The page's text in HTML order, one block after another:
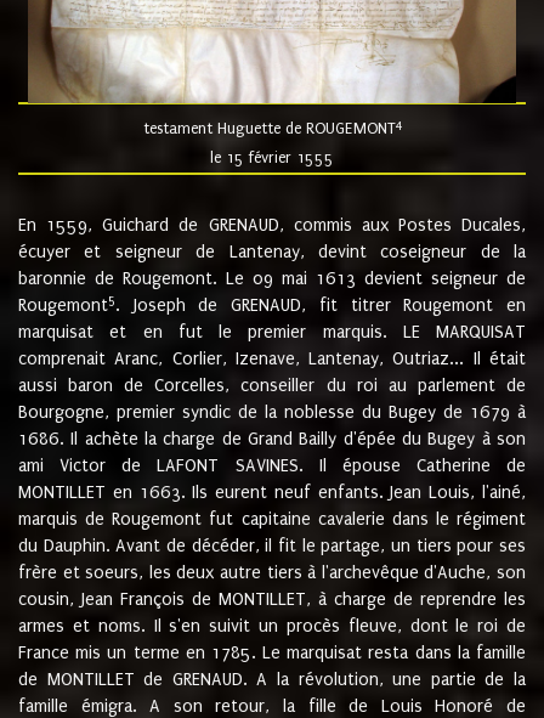
testament Huguette de ROUGEMONT4
le 15 février 1555
En 1559, Guichard de GRENAUD, commis aux Postes Ducales,
écuyer et seigneur de Lantenay, devint coseigneur de la
baronnie de Rougemont. Le 09 mai 1613 devient seigneur de
Rougemont5. Joseph de GRENAUD, fit titrer Rougemont en
marquisat et en fut le premier marquis. LE MARQUISAT
comprenait Aranc, Corlier, Izenave, Lantenay, Outriaz... Il était
aussi baron de Corcelles, conseiller du roi au parlement de
Bourgogne, premier syndic de la noblesse du Bugey de 1679 à
1686. Il achète la charge de Grand Bailly d'épée du Bugey à son
ami Victor de LAFONT SAVINES. Il épouse Catherine de
MONTILLET en 1663. Ils eurent neuf enfants. Jean Louis, l'ainé,
marquis de Rougemont fut capitaine cavalerie dans le régiment
du Dauphin. Avant de décéder, il fit le partage, un tiers pour ses
frère et soeurs, les deux autre tiers à l'archevêque d'Auche, son
cousin, Jean François de MONTILLET, à charge de reprendre les
armes et noms. Il s'en suivit un procès fleuve, dont le roi de
France mis un terme en 1785. Le marquisat resta dans la famille
de MONTILLET de GRENAUD. A la révolution, une partie de la
famille émigra. A son retour, la fille de Louis Honoré de